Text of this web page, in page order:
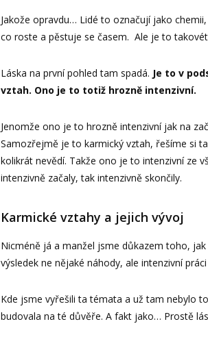
Jakože opravdu… Lidé to označují jako
co roste a pěstuje se časem. Ale je to
Láska na první pohled tam spadá. Je to v
vztah. Ono je to totiž hrozně intenzivní.
Jenomže ono je to hrozně intenzivní jak na
Samozřejmě je to karmický vztah, řešíme si
kolikrát nevědí. Takže ono je to intenzivní ze
intenzivně začaly, tak intenzivně skončily.
Karmické vztahy a jejich vývoj
Nicméně já a manžel jsme důkazem toho,
výsledek ne nějaké náhody, ale intenzivní
Kde jsme vyřešili ta témata a už tam nebylo
budovala na té důvěře. A fakt jako… Prostě